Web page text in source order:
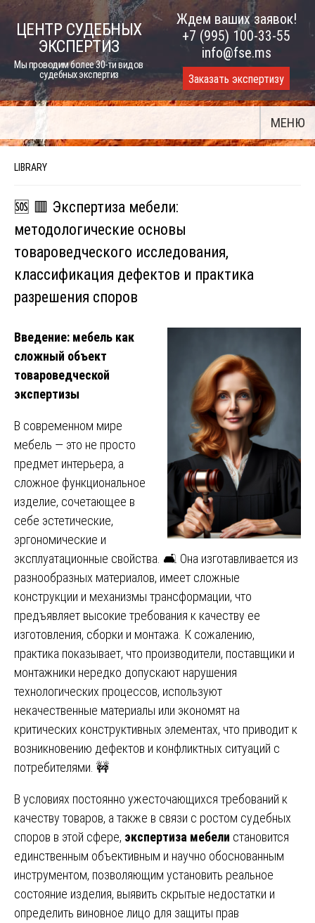
Skip
ЦЕНТР СУДЕБНЫХ
ЭКСПЕРТИЗ
Мы проводим более 30-ти видов
судебных экспертиз
Ждем ваших заявок!
+7 (995) 100-33-55
info@fse.ms
Заказать экспертизу
МЕНЮ
LIBRARY
🆘 🟥 Экспертиза мебели:
методологические основы
товароведческого исследования,
классификация дефектов и практика
разрешения споров
Введение: мебель как
сложный объект
товароведческой
экспертизы
В современном мире
мебель — это не просто
предмет интерьера, а
сложное функциональное
изделие, сочетающее в
себе эстетические,
эргономические и
эксплуатационные свойства. 🛋️ Она изготавливается из
разнообразных материалов, имеет сложные
конструкции и механизмы трансформации, что
предъявляет высокие требования к качеству ее
изготовления, сборки и монтажа. К сожалению,
практика показывает, что производители, поставщики и
монтажники нередко допускают нарушения
технологических процессов, используют
некачественные материалы или экономят на
критических конструктивных элементах, что приводит к
возникновению дефектов и конфликтных ситуаций с
потребителями. 🚧
В условиях постоянно ужесточающихся требований к
качеству товаров, а также в связи с ростом судебных
споров в этой сфере, экспертиза мебели становится
единственным объективным и научно обоснованным
инструментом, позволяющим установить реальное
состояние изделия, выявить скрытые недостатки и
определить виновное лицо для защиты прав